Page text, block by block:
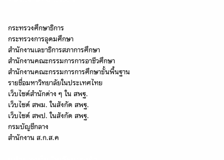
Search
for:
กระทรวงศึกษาธิการ
กระทรวงการอุดมศึกษา
สำนักงานเลขาธิการสภาการศึกษา
สำนักงานคณะกรรมการการอาชีวศึกษา
สำนักงานคณะกรรมการการศึกษาขั้นพื้นฐาน
รายชื่อมหาวิทยาลัยในประเทศไทย
เว็บไซต์สำนักต่าง ๆ ใน สพฐ.
เว็บไซต์ สพม. ในสังกัด สพฐ.
เว็บไซต์ สพป. ในสังกัด สพฐ.
กรมบัญชีกลาง
สำนักงาน ส.ก.ส.ค